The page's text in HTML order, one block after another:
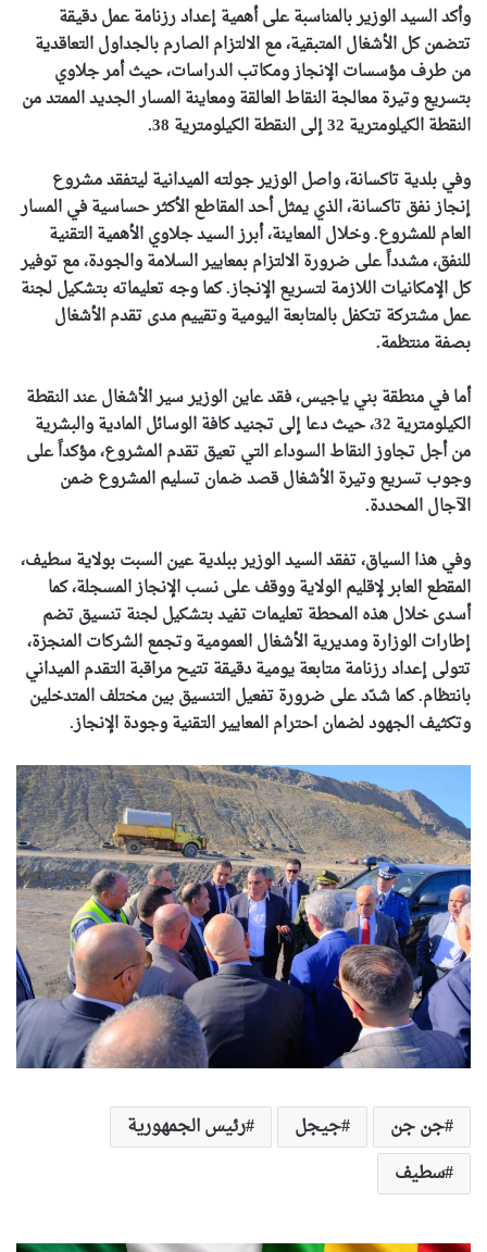
وأكد السيد الوزير بالمناسبة على أهمية إعداد رزنامة عمل دقيقة
تتضمن كل الأشغال المتبقية، مع الالتزام الصارم بالجداول التعاقدية
من طرف مؤسسات الإنجاز ومكاتب الدراسات، حيث أمر جلاوي
بتسريع وتيرة معالجة النقاط العالقة ومعاينة المسار الجديد الممتد من
النقطة الكيلومترية 32 إلى النقطة الكيلومترية 38.
وفي بلدية تاكسانة، واصل الوزير جولته الميدانية ليتفقد مشروع
إنجاز نفق تاكسانة، الذي يمثل أحد المقاطع الأكثر حساسية في المسار
العام للمشروع. وخلال المعاينة، أبرز السيد جلاوي الأهمية التقنية
للنفق، مشدداً على ضرورة الالتزام بمعايير السلامة والجودة، مع توفير
كل الإمكانيات اللازمة لتسريع الإنجاز. كما وجه تعليماته بتشكيل لجنة
عمل مشتركة تتكفل بالمتابعة اليومية وتقييم مدى تقدم الأشغال
بصفة منتظمة.
أما في منطقة بني ياجيس، فقد عاين الوزير سير الأشغال عند النقطة
الكيلومترية 32، حيث دعا إلى تجنيد كافة الوسائل المادية والبشرية
من أجل تجاوز النقاط السوداء التي تعيق تقدم المشروع، مؤكداً على
وجوب تسريع وتيرة الأشغال قصد ضمان تسليم المشروع ضمن
الآجال المحددة.
وفي هذا السياق، تفقد السيد الوزير ببلدية عين السبت بولاية سطيف،
المقطع العابر لإقليم الولاية ووقف على نسب الإنجاز المسجلة، كما
أسدى خلال هذه المحطة تعليمات تفيد بتشكيل لجنة تنسيق تضم
إطارات الوزارة ومديرية الأشغال العمومية وتجمع الشركات المنجزة،
تتولى إعداد رزنامة متابعة يومية دقيقة تتيح مراقبة التقدم الميداني
بانتظام. كما شدّد على ضرورة تفعيل التنسيق بين مختلف المتدخلين
وتكثيف الجهود لضمان احترام المعايير التقنية وجودة الإنجاز.
جن جن جيجل
رئيس الجمهورية
سطيف